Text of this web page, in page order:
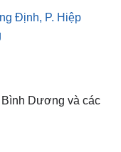
Dương và các